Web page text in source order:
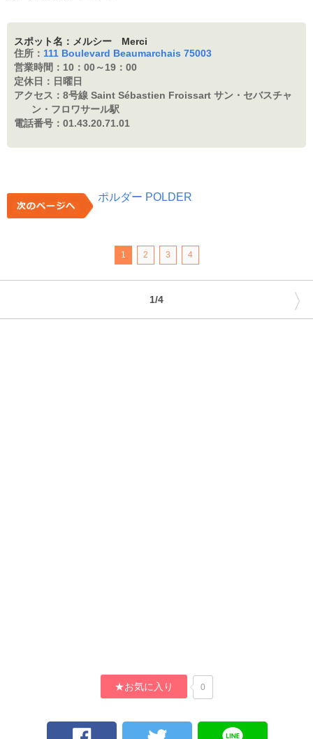
スポット名：メルシー Merci
住所： 111 Boulevard Beaumarchais 75003
営業時間： 10：00～19：00
定休日： 日曜日
アクセス： 8号線 Saint Sébastien Froissart サン・セバスチャ
ン・フロワサール駅
電話番号： 01.43.20.71.01
ポルダー POLDER
1 2 3 4
1/4 〉
★お気に入り 0